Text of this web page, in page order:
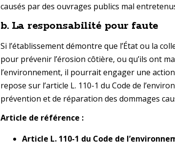
causés par des ouvrages publics mal
b. La responsabilité pour faute
Si l’établissement démontre que l’État ou la
pour prévenir l’érosion côtière, ou qu’ils ont
l’environnement, il pourrait engager une
repose sur l’article L. 110-1 du Code de
prévention et de réparation des dommages
Article de référence :
Article L. 110-1 du Code de